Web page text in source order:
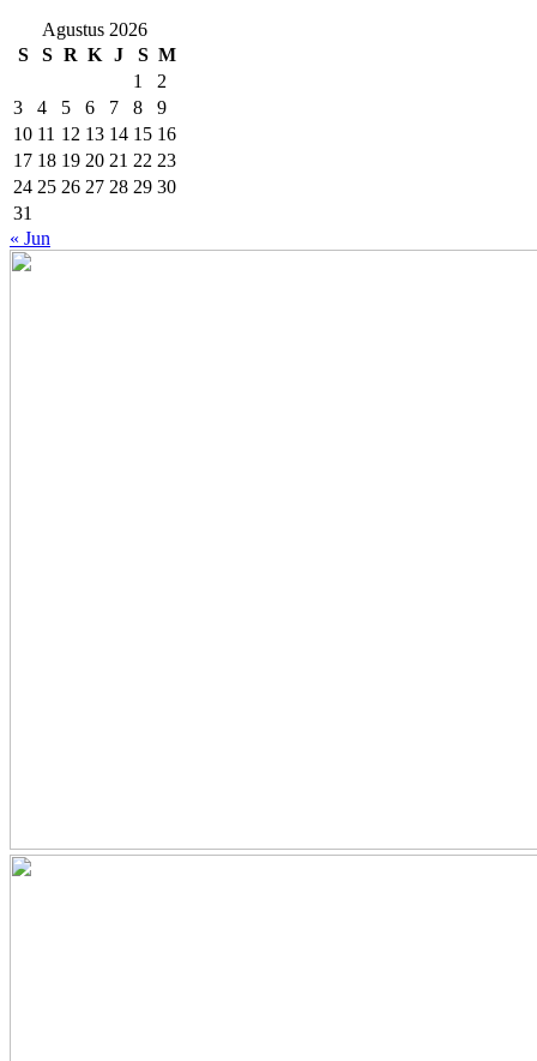
Agustus 2026
S
S R K J S M
1
2
3
4 5 6 7 8
9
10 11 12 13 14 15 16
17 18 19 20 21 22 23
24 25 26 27 28 29 30
31
« Jun